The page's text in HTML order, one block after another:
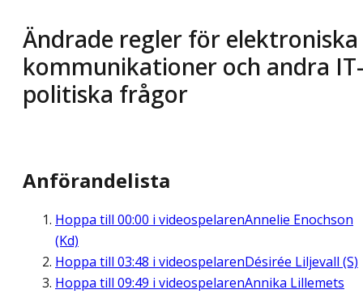
Ändrade regler för elektroniska
kommunikationer och andra IT-
politiska frågor
Anförandelista
Hoppa till 00:00 i videospelarenAnnelie Enochson
(Kd)
Hoppa till 03:48 i videospelarenDésirée Liljevall (S)
Hoppa till 09:49 i videospelarenAnnika Lillemets